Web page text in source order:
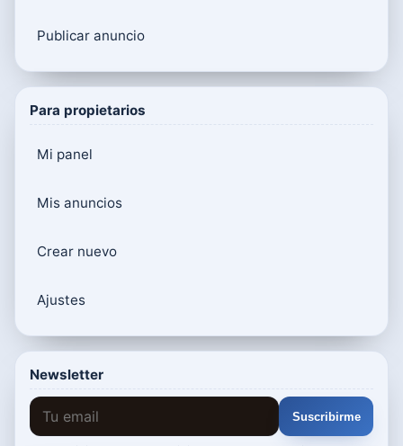
Publicar anuncio
Para propietarios
Mi panel
Mis anuncios
Crear nuevo
Ajustes
Newsletter
Suscribirme